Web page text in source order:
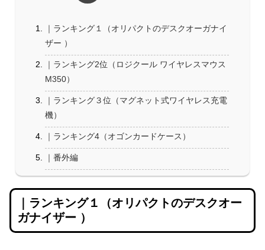
｜ランキング１（オリパクトのデスクオーガナイ
ザー ）
｜ランキング2位（ロジクール ワイヤレスマウス
M350）
｜ランキング３位（マグネット式ワイヤレス充電
機）
｜ランキング4（オゴンカードケース）
｜番外編
｜ランキング１（オリパクトのデスクオー
ガナイザー ）